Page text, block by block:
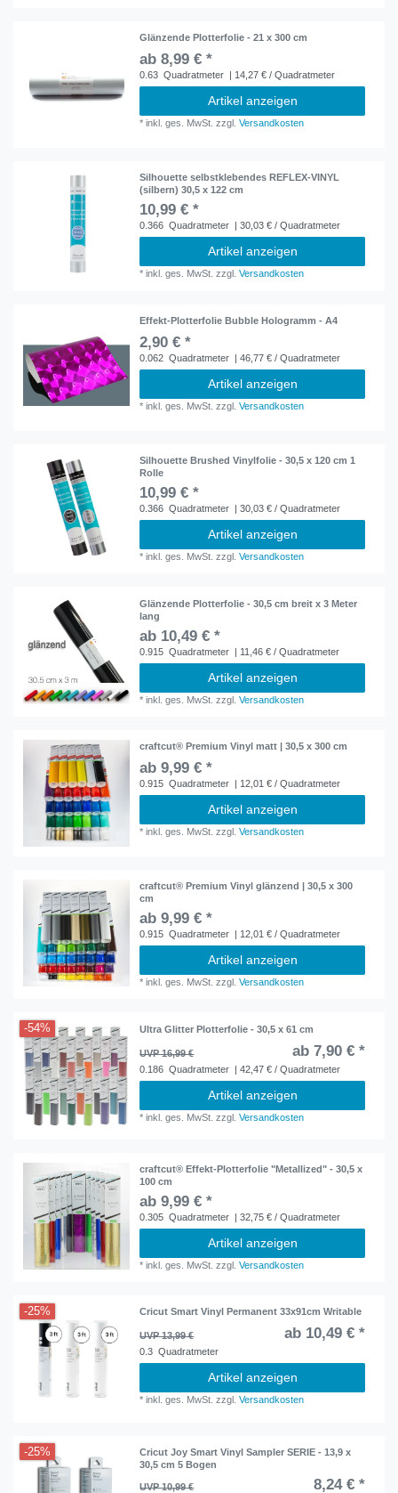
Glänzende Plotterfolie - 21 x 300 cm
ab 8,99 € *
0.63 Quadratmeter | 14,27 € / Quadratmeter
Artikel anzeigen
*inkl. ges. MwSt. zzgl.Versandkosten
Silhouette selbstklebendes REFLEX-VINYL
(silbern) 30,5 x 122 cm
10,99 € *
0.366 Quadratmeter | 30,03 € / Quadratmeter
Artikel anzeigen
*inkl. ges. MwSt. zzgl.Versandkosten
Effekt-Plotterfolie Bubble Hologramm - A4
2,90 € *
0.062 Quadratmeter | 46,77 € / Quadratmeter
Artikel anzeigen
*inkl. ges. MwSt. zzgl.Versandkosten
Silhouette Brushed Vinylfolie - 30,5 x 120 cm 1
Rolle
10,99 € *
0.366 Quadratmeter | 30,03 € / Quadratmeter
Artikel anzeigen
*inkl. ges. MwSt. zzgl.Versandkosten
Glänzende Plotterfolie - 30,5 cm breit x 3 Meter
lang
ab 10,49 € *
0.915 Quadratmeter | 11,46 € / Quadratmeter
Artikel anzeigen
*inkl. ges. MwSt. zzgl.Versandkosten
craftcut® Premium Vinyl matt | 30,5 x 300 cm
ab 9,99 € *
0.915 Quadratmeter | 12,01 € / Quadratmeter
Artikel anzeigen
*inkl. ges. MwSt. zzgl.Versandkosten
craftcut® Premium Vinyl glänzend | 30,5 x 300
cm
ab 9,99 € *
0.915 Quadratmeter | 12,01 € / Quadratmeter
Artikel anzeigen
*inkl. ges. MwSt. zzgl.Versandkosten
-54% Ultra Glitter Plotterfolie - 30,5 x 61 cm
UVP 16,99 € ab 7,90 € *
0.186 Quadratmeter | 42,47 € / Quadratmeter
Artikel anzeigen
*inkl. ges. MwSt. zzgl.Versandkosten
craftcut® Effekt-Plotterfolie "Metallized" - 30,5 x
100 cm
ab 9,99 € *
0.305 Quadratmeter | 32,75 € / Quadratmeter
Artikel anzeigen
*inkl. ges. MwSt. zzgl.Versandkosten
-25% Cricut Smart Vinyl Permanent 33x91cm Writable
UVP 13,99 € ab 10,49 € *
0.3 Quadratmeter
Artikel anzeigen
*inkl. ges. MwSt. zzgl.Versandkosten
-25%
Cricut Joy Smart Vinyl Sampler SERIE - 13,9 x
30,5 cm 5 Bogen
UVP 10,99 € 8,24 € *